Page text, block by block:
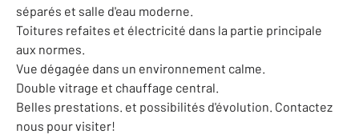
séparés et salle d'eau moderne.
Toitures refaites et électricité dans la partie principale
aux normes.
Vue dégagée dans un environnement calme.
Double vitrage et chauffage central.
Belles prestations. et possibilités d'évolution. Contactez
nous pour visiter!